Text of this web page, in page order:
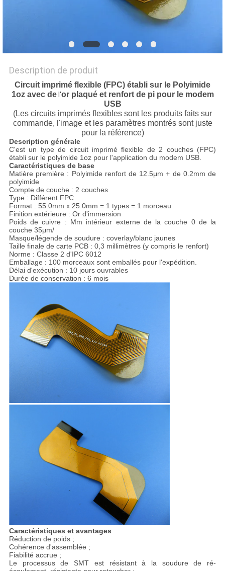
POLITIQUE
DE
CONFIDENTIALITÉ
Description de produit
Circuit imprimé flexible (FPC) établi sur le Polyimide
1oz avec del'or plaqué et renfort de pi pour le modem
USB
(Les circuits imprimés flexibles sont les produits faits sur
commande, l'image et les paramètres montrés sont juste
pour la référence)
Description générale
C'est un type de circuit imprimé flexible de 2 couches (FPC)
établi sur le polyimide 1oz pour l'application du modem USB.
Caractéristiques de base
Matière première : Polyimide renfort de 12.5μm + de 0.2mm de
polyimide
Compte de couche : 2 couches
Type : Différent FPC
Format : 55.0mm x 25.0mm = 1 types = 1 morceau
Finition extérieure : Or d'immersion
Poids de cuivre : Μm intérieur externe de la couche 0 de la
couche 35μm/
Masque/légende de soudure : coverlay/blanc jaunes
Taille finale de carte PCB : 0,3 millimètres (y compris le renfort)
Norme : Classe 2 d'IPC 6012
Emballage : 100 morceaux sont emballés pour l'expédition.
Délai d'exécution : 10 jours ouvrables
Durée de conservation : 6 mois
Caractéristiques et avantages
Réduction de poids ;
Cohérence d'assemblée ;
Fiabilité accrue ;
Le processus de SMT est résistant à la soudure de ré-